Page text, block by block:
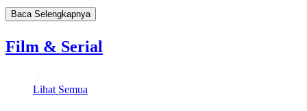
Baca Selengkapnya
Film & Serial
Lihat Semua